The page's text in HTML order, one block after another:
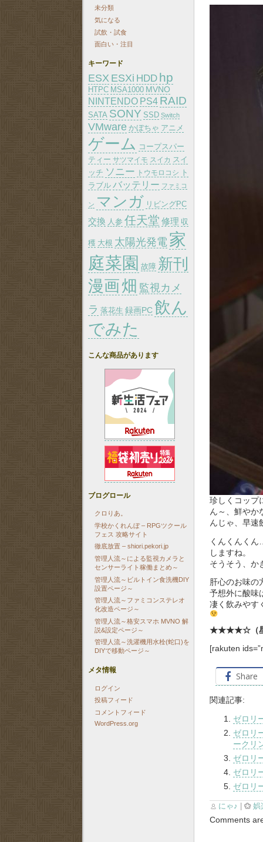
珍しくコップ
ん～、鮮やか
んじゃ、早速
くんくんく
しますね。
そうそう、か
肝心のお味
予想外に酸味
凄く飲みやす
★★★★☆（星
[rakuten
Share
関連記事:
ゼロリ
ゼロリ
ークリ
ゼロリ
ゼロリ
ゼロリ
にゃ♪ | 娯
Comments
未分類
気になる
試飲・試食
面白い・注目
キーワード
ESX ESXi HDD hp
HTPC MSA1000 MVNO
NINTENDO PS4 RAID
SATA SONY SSD Switch
VMware かぼちゃ アニメ
ゲーム コープスパー
ティー サツマイモ スイカ スイ
ッチ ソニー トウモロコシ
ト
ラブル バッテリー ファミコ
ン マンガ リビングPC
交換 人参 任天堂 修理 収
穫 大根 太陽光発電 家
庭菜園 故障 新刊
漫画畑 監視カメ
ラ 落花生 録画PC飲ん
でみた
こんな商品があります
ブログロール
クロりあ。
学校かくれんぼ – RPGツクール
フェス 攻略サイト
徹底放置 – shiori.pekori.jp
管理人流～による監視カメラと
センサーライト稼働まとめ～
管理人流～ビルトイン食洗機DIY
設置ページ～
管理人流～ファミコンステレオ
化改造ページ～
管理人流～格安スマホ MVNO 解
説&設定ページ～
管理人流～洗濯機用水栓(蛇口)を
DIYで移動ページ～
メタ情報
ログイン
投稿フィード
コメントフィード
WordPress.org